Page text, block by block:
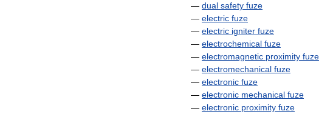
— dual safety fuze
— electric fuze
— electric igniter fuze
— electrochemical fuze
— electromagnetic proximity fuze
— electromechanical fuze
— electronic fuze
— electronic mechanical fuze
— electronic proximity fuze